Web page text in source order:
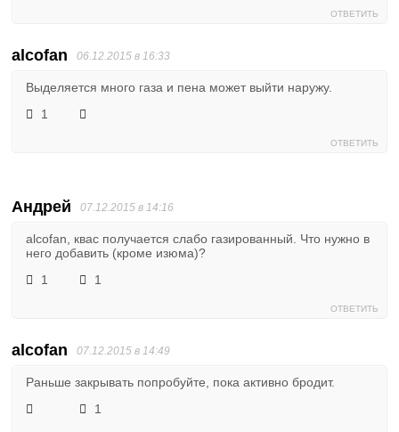
ОТВЕТИТЬ
alcofan 06.12.2015 в 16:33
Выделяется много газа и пена может выйти наружу.
1
ОТВЕТИТЬ
Андрей 07.12.2015 в 14:16
alcofan, квас получается слабо газированный. Что нужно в
него добавить (кроме изюма)?
1
1
ОТВЕТИТЬ
alcofan 07.12.2015 в 14:49
Раньше закрывать попробуйте, пока активно бродит.
1